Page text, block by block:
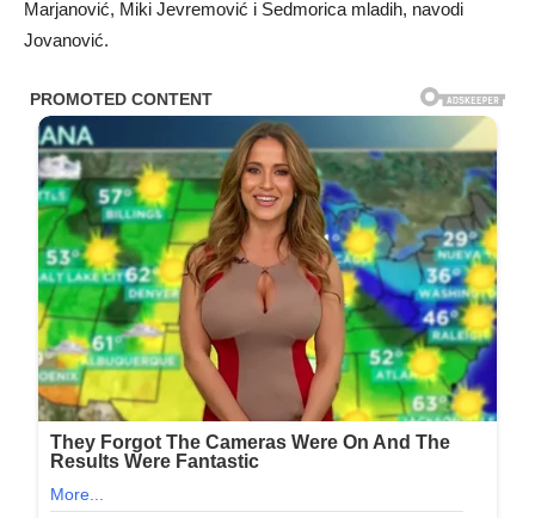
Marjanović, Miki Jevremović i Sedmorica mladih, navodi
Jovanović.